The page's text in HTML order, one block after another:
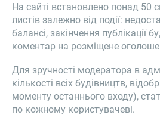
На сайті встановлено понад 50
листів залежно від події:
балансі, закінчення публікації
коментар на розміщене
Для зручності модератора в
кількості всіх будівництв,
моменту останнього входу),
по кожному користувачеві.